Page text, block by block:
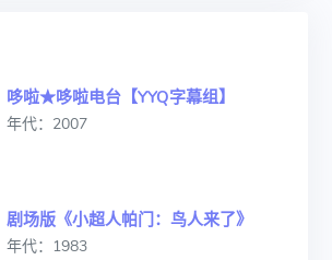
哆啦★哆啦电台【YYQ字幕组】
年代：2007
剧场版《小超人帕门：鸟人来了》
年代：1983